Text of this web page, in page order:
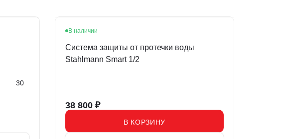
30
В наличии
Система защиты от протечки воды
Stahlmann Smart 1/2
38 800 ₽
В КОРЗИНУ